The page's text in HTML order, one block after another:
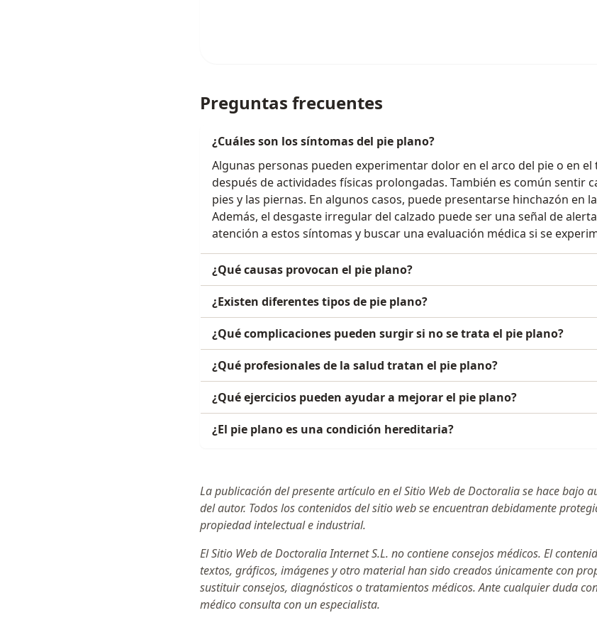
Preguntas frecuentes
¿Cuáles son los síntomas del pie plano?
Algunas personas pueden experimentar dolor en el arco del pie o en
después de actividades físicas prolongadas. También es común sentir
pies y las piernas. En algunos casos, puede presentarse hinchazón en
Además, el desgaste irregular del calzado puede ser una señal de
atención a estos síntomas y buscar una evaluación médica si se
¿Qué causas provocan el pie plano?
¿Existen diferentes tipos de pie plano?
¿Qué complicaciones pueden surgir si no se trata el pie plano?
¿Qué profesionales de la salud tratan el pie plano?
¿Qué ejercicios pueden ayudar a mejorar el pie plano?
¿El pie plano es una condición hereditaria?
La publicación del presente artículo en el Sitio Web de Doctoralia se hace bajo
del autor. Todos los contenidos del sitio web se encuentran debidamente
propiedad intelectual e industrial.
El Sitio Web de Doctoralia Internet S.L. no contiene consejos médicos. El
textos, gráficos, imágenes y otro material han sido creados únicamente con
sustituir consejos, diagnósticos o tratamientos médicos. Ante cualquier duda
médico consulta con un especialista.